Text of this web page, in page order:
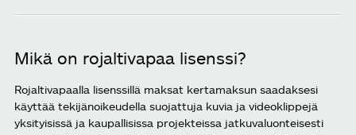
Mikä on rojaltivapaa lisenssi?
Rojaltivapaalla lisenssillä maksat kertamaksun saadaksesi
käyttää tekijänoikeudella suojattuja kuvia ja videoklippejä
yksityisissä ja kaupallisissa projekteissa jatkuvaluonteisesti